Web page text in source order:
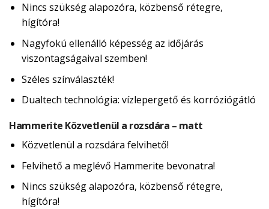
Nincs szükség alapozóra, közbenső rétegre,
hígítóra!
Nagyfokú ellenálló képesség az időjárás
viszontagságaival szemben!
Széles színválaszték!
Dualtech technológia: vízlepergető és korróziógátló
Hammerite Közvetlenül a rozsdára – matt
Közvetlenül a rozsdára felvihető!
Felvihető a meglévő Hammerite bevonatra!
Nincs szükség alapozóra, közbenső rétegre,
hígítóra!